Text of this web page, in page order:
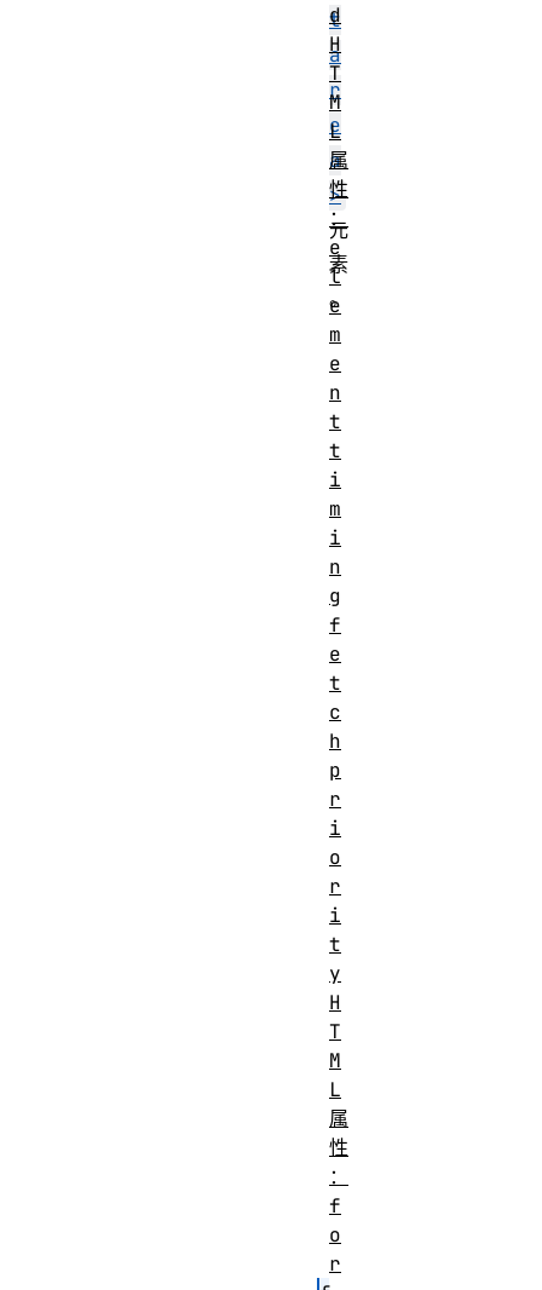
t
a
r
e
a
>
元
素
。
d
H
T
M
L
属
性
：
e
l
e
m
e
n
t
t
i
m
i
n
g
f
e
t
c
h
p
r
i
o
r
i
t
y
H
T
M
L
属
性
：
f
o
r